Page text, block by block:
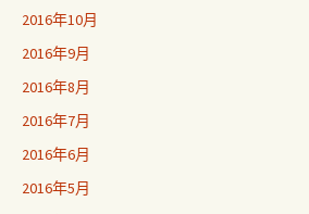
2016年10月
2016年9月
2016年8月
2016年7月
2016年6月
2016年5月